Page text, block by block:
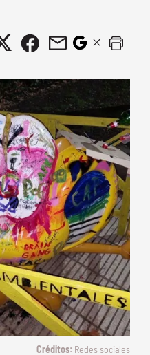
Redes sociales